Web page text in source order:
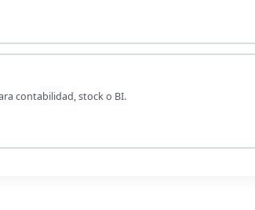
contabilidad, stock o BI.